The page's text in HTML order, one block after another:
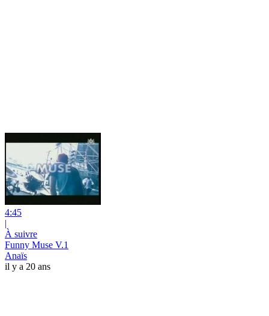
4:45
|
À suivre
Funny Muse V.1
Anaïs
il y a 20 ans